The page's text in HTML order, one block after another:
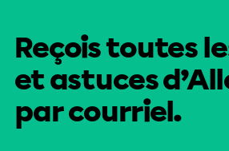
Reçois toutes
et astuces
par courriel.